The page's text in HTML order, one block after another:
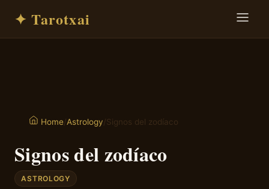
✦ Tarotxai
Home/Astrology/Signos del zodíaco
Signos del zodíaco
ASTROLOGY